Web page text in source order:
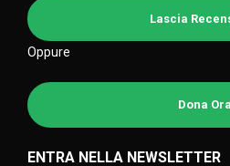
Lascia
Oppure
Dona Ora
ENTRA NELLA NEWSLETTER